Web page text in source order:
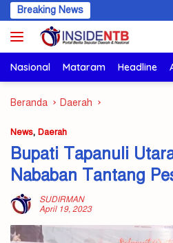
Langsung
ke
konten
Breaking News Taliwang
Nasional Mataram Headline
Beranda Daerah
News, Daerah
Bupati Tapanuli
Nababan Tantang
SUDIRMAN
April 19, 2023